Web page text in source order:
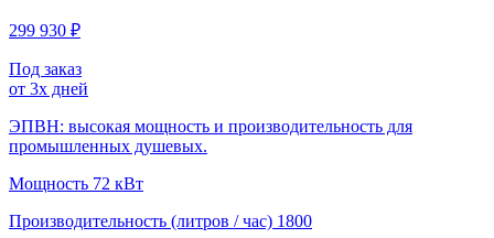
299 930 ₽
Под заказ
от 3х дней
ЭПВН: высокая мощность и производительность для
промышленных душевых.
Мощность 72 кВт
Производительность (литров / час) 1800